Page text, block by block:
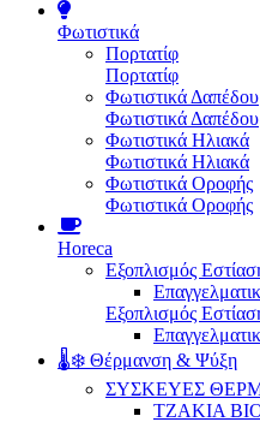
Φωτιστικά
Πορτατίφ
Πορτατίφ
Φωτιστικά Δαπέδου
Φωτιστικά Δαπέδου
Φωτιστικά Ηλιακά
Φωτιστικά Ηλιακά
Φωτιστικά Οροφής
Φωτιστικά Οροφής
Horeca
Εξοπλισμός
Εξοπλισμός
🌡️❄️ Θέρμανση & Ψύξη
ΣΥΣΚΕΥΕΣ
ΤΖΑΚΙΑ